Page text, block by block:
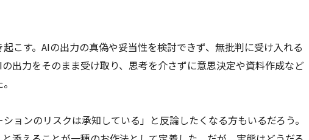
こす。AIの出力の真偽や妥当性を検討できず、無批判に受け入れる
出力をそのまま受け取り、思考を介さずに意思決定や資料作成など
ョンのリスクは承知している」と反論したくなる方もいるだろう。